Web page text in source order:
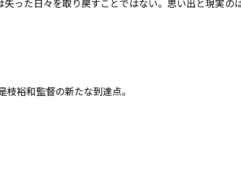
った日々を取り戻すことではない。思い出と現実の
裕和監督の新たな到達点。